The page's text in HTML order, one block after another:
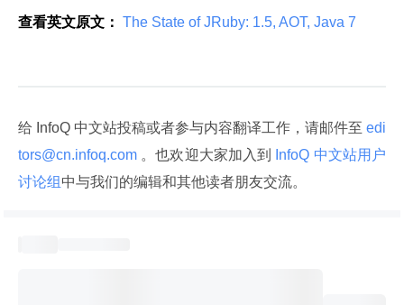
查看英文原文： The State of JRuby: 1.5, AOT, Java 7
给 InfoQ 中文站投稿或者参与内容翻译工作，请邮件至 edi
tors@cn.infoq.com 。也欢迎大家加入到
InfoQ 中文站用户
讨论组 中与我们的编辑和其他读者朋友交流。